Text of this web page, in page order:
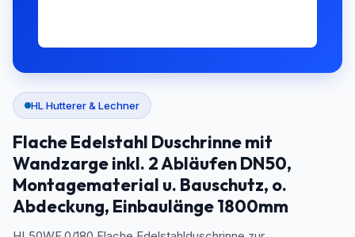
HL Hutterer & Lechner
Flache Edelstahl Duschrinne mit
Wandzarge inkl. 2 Abläufen DN50,
Montagematerial u. Bauschutz, o.
Abdeckung, Einbaulänge 1800mm